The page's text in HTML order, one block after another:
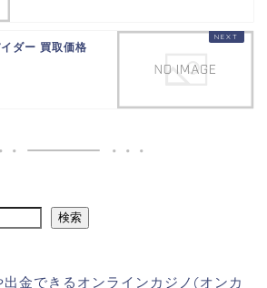
ダー 買取価格
検索
金できるオンラインカジノ(オンカ